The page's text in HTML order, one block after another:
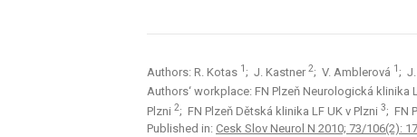
Authors: R. Kotas 1 ; J. Kastner 2; V. Amblerová 1 ; J.
Authors‘ workplace: FN Plzeň Neurologická klinika
Plzni 2; FN Plzeň Dětská klinika LF UK v Plzni 3; FN
Published in: Cesk Slov Neurol N 2010; 73/106(2):